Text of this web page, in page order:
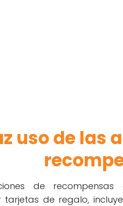
uso de las
de
tarjetas de regalo,